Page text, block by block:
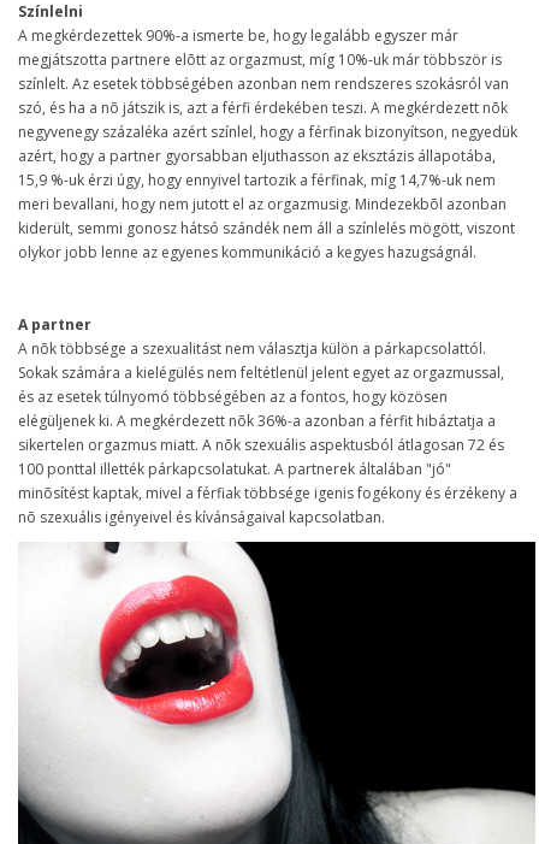
Színlelni
A megkérdezettek 90%-a ismerte be, hogy legalább egyszer már
megjátszotta partnere elõtt az orgazmust, míg 10%-uk már többször is
színlelt. Az esetek többségében azonban nem rendszeres szokásról van
szó, és ha a nõ játszik is, azt a férfi érdekében teszi. A megkérdezett nõk
negyvenegy százaléka azért színlel, hogy a férfinak bizonyítson, negyedük
azért, hogy a partner gyorsabban eljuthasson az eksztázis állapotába,
15,9 %-uk érzi úgy, hogy ennyivel tartozik a férfinak, míg 14,7%-uk nem
meri bevallani, hogy nem jutott el az orgazmusig. Mindezekbõl azonban
kiderült, semmi gonosz hátsó szándék nem áll a színlelés mögött, viszont
olykor jobb lenne az egyenes kommunikáció a kegyes hazugságnál.
A partner
A nõk többsége a szexualitást nem választja külön a párkapcsolattól.
Sokak számára a kielégülés nem feltétlenül jelent egyet az orgazmussal,
és az esetek túlnyomó többségében az a fontos, hogy közösen
elégüljenek ki. A megkérdezett nõk 36%-a azonban a férfit hibáztatja a
sikertelen orgazmus miatt. A nõk szexuális aspektusból átlagosan 72 és
100 ponttal illették párkapcsolatukat. A partnerek általában "jó"
minõsítést kaptak, mivel a férfiak többsége igenis fogékony és érzékeny a
nõ szexuális igényeivel és kívánságaival kapcsolatban.